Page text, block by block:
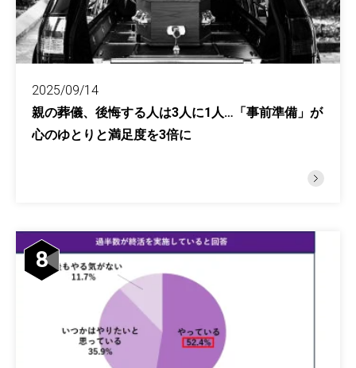
2025/09/14
親の葬儀、後悔する人は3人に1人…「事前準備」が
心のゆとりと満足度を3倍に
8